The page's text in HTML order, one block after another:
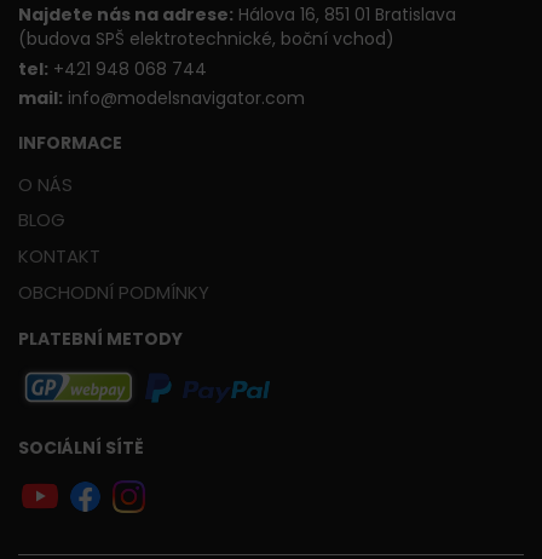
Najdete nás na adrese: Hálova 16, 851 01 Bratislava
(budova SPŠ elektrotechnické, boční vchod)
tel: +421 948 068 744
mail: info@modelsnavigator.com
INFORMACE
O NÁS
BLOG
KONTAKT
OBCHODNÍ PODMÍNKY
PLATEBNÍ METODY
SOCIÁLNÍ SÍTĚ